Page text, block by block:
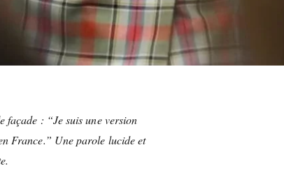
façade : “Je suis une version
France.” Une parole lucide et